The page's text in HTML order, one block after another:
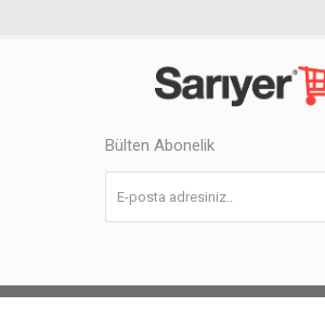
Bülten Abonelik